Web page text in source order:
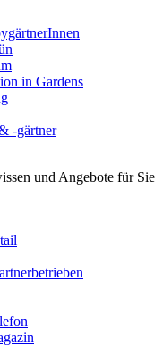
in Gardens
-gärtner
und Angebote für Sie